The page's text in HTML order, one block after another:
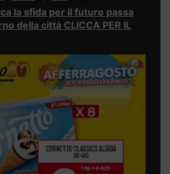
la sfida per il futuro passa
della città CLICCA PER IL